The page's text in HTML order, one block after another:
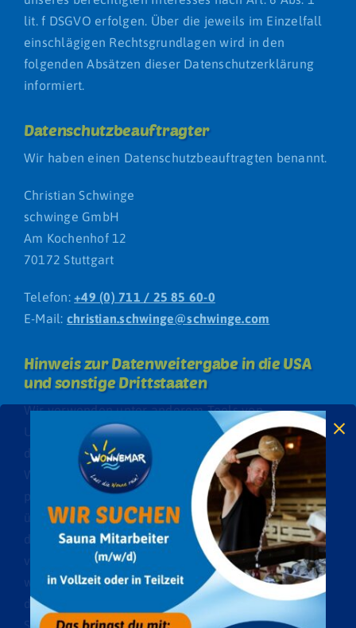
lit. f DSGVO erfolgen. Über die jeweils im Einzelfall
einschlägigen Rechtsgrundlagen wird in den
folgenden Absätzen dieser Datenschutzerklärung
informiert.
Datenschutz­beauftragter
Wir haben einen Datenschutzbeauftragten benannt.
Christian Schwinge
schwinge GmbH
Am Kochenhof 12
70172 Stuttgart
Telefon:+49 (0) 711 / 25 85 60-0
E-Mail: christian.schwinge@schwinge.com
Hinweis zur Datenweitergabe in die USA
und sonstige Drittstaaten
Wir verwenden unter anderem Tools von
Unternehmen mit Sitz in den USA oder sonstigen
datenschutzrechtlich nicht sicheren Drittstaaten.
Wenn diese Tools aktiv sind, können Ihre
personenbezogene Daten in diese Drittstaaten
übertragen und dort verarbeitet werden. Wir weisen
darauf hin, dass in diesen Ländern kein mit der EU
vergleichbares Datenschutzniveau garantiert
werden kann. Beispielsweise sind US-Unternehmen
dazu verpflichtet, personenbezogene Daten an
Sicherheitsbehörden herauszugeben, ohne dass Sie